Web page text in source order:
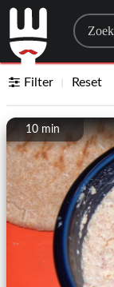
Filter Reset
10 min